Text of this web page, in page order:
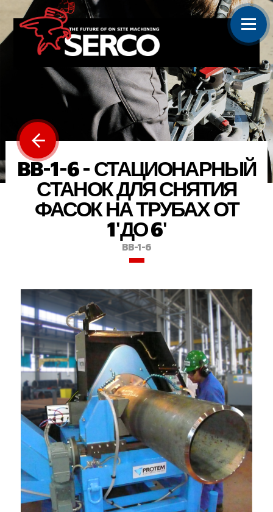
BB-1-6 - СТАЦИОНАРНЫЙ
СТАНОК ДЛЯ СНЯТИЯ
ФАСОК НА ТРУБАХ ОТ
1'ДО 6'
BB-1-6